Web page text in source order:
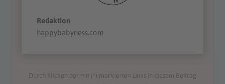
Redaktion
happybabyness.com
Durch Klicken der mit (*) markierten Links in diesem Beitrag